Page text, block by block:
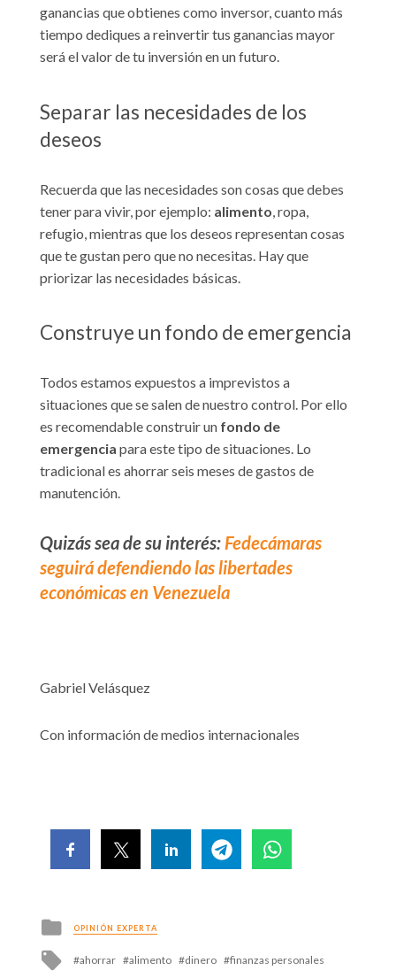
ganancias que obtienes como inversor, cuanto más
tiempo dediques a reinvertir tus ganancias mayor
será el valor de tu inversión en un futuro.
Separar las necesidades de los
deseos
Recuerda que las necesidades son cosas que debes
tener para vivir, por ejemplo: alimento , ropa,
refugio, mientras que los deseos representan cosas
que te gustan pero que no necesitas. Hay que
priorizar las necesidades básicas.
Construye un fondo de emergencia
Todos estamos expuestos a imprevistos a
situaciones que se salen de nuestro control. Por ello
es recomendable construir un fondo de
emergencia para este tipo de situaciones. Lo
tradicional es ahorrar seis meses de gastos de
manutención.
Quizás sea de su interés:Fedecámaras
seguirá defendiendo las libertades
económicas en Venezuela
Gabriel Velásquez
Con información de medios internacionales
Posted
in
OPINIÓN EXPERTA
Tagged
ahorrar alimento dinero finanzas personales